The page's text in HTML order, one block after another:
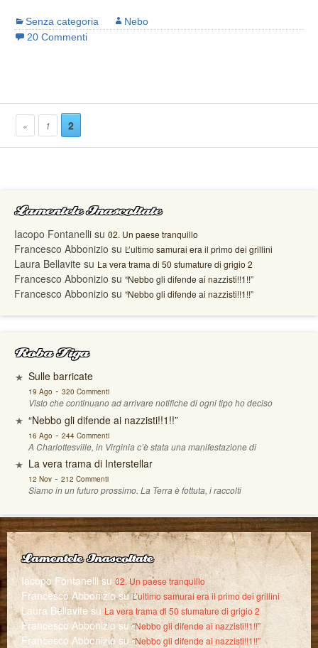
Senza categoria
Nebo
20 Commenti
« 1 2
Lamentele Inascoltate
Iacopo Fontanelli su 02. Un paese tranquillo
Francesco Abbonizio su L’ultimo samurai era il primo dei grillini
Laura Bellavite su La vera trama di 50 sfumature di grigio 2
Francesco Abbonizio su “Nebbo gli difende ai nazzisti!!1!!”
Francesco Abbonizio su “Nebbo gli difende ai nazzisti!!1!!”
Roba Figa
Sulle barricate
19 Ago - 320 Commenti
Visto che continuano ad arrivare notifiche di ogni tipo ho deciso
“Nebbo gli difende ai nazzisti!!1!!”
16 Ago - 244 Commenti
A Charlottesville, in Virginia c’è stata una manifestazione di
La vera trama di Interstellar
12 Nov- 212 Commenti
Siamo in un futuro prossimo. La Terra è fottuta, i raccolti
Lamentele Inascoltate
Iacopo Fontanellisu02. Un paese tranquillo
Francesco AbboniziosuL’ultimo samurai era il primo dei grillini
Laura Bellavite su La vera trama di 50 sfumature di grigio 2
Francesco Abbonizio su“Nebbo gli difende ai nazzisti!!1!!”
Francesco Abbonizio su“Nebbo gli difende ai nazzisti!!1!!”